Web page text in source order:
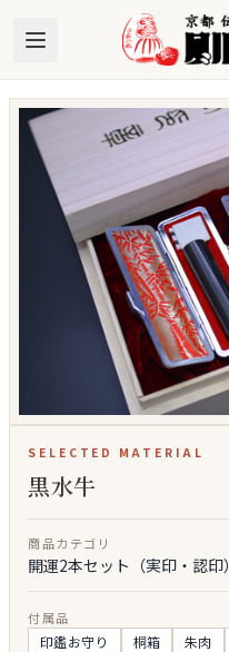
SELECTED MATERIAL
黒水牛
商品カテゴリ
開運2本セット（実印・認印）
付属品
印鑑お守り 桐箱 朱肉